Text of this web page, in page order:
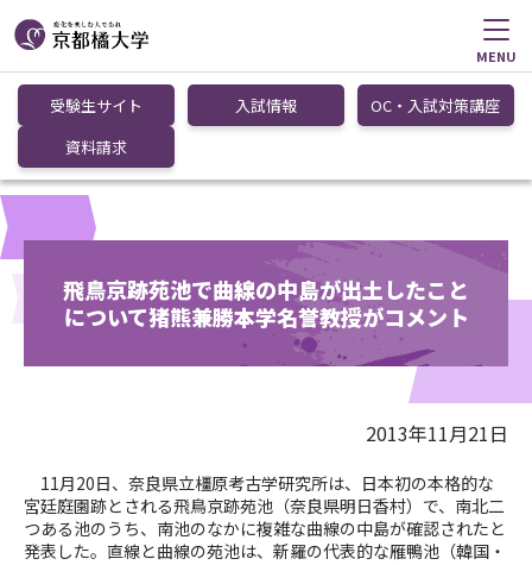
MENU
受験生サイト 入試情報
OC・入試対策講座
資料請求
飛鳥京跡苑池で曲線の中島が出土したこと
について猪熊兼勝本学名誉教授がコメント
2013年11月21日
11月20日、奈良県立橿原考古学研究所は、日本初の本格的な
宮廷庭園跡とされる飛鳥京跡苑池（奈良県明日香村）で、南北二
つある池のうち、南池のなかに複雑な曲線の中島が確認されたと
発表した。直線と曲線の苑池は、新羅の代表的な雁鴨池（韓国・